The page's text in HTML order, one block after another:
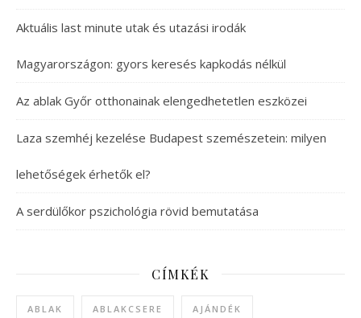
Aktuális last minute utak és utazási irodák
Magyarországon: gyors keresés kapkodás nélkül
Az ablak Győr otthonainak elengedhetetlen eszközei
Laza szemhéj kezelése Budapest szemészetein: milyen
lehetőségek érhetők el?
A serdülőkor pszichológia rövid bemutatása
CÍMKÉK
ABLAK ABLAKCSERE AJÁNDÉK